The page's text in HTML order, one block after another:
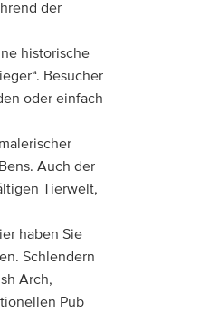
der
historische
Besucher
oder einfach
Auch der
Tierwelt,
haben Sie
Schlendern
Arch,
Pub